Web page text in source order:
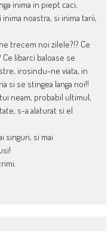
inima in piept caci,
noastra, si inima tarii,
trecem noi zilele?!? Ce
Ce libarci baloase se
irosindu-ne viata, in
si se stingea langa noi!!
neam, probabil ultimul,
s-a alaturat si el
singuri, si mai